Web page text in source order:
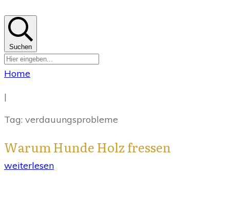
Suchen
Home
|
Tag: verdauungsprobleme
Warum Hunde Holz fressen
weiterlesen